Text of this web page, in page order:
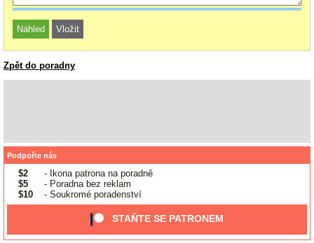
Zpět do poradny
Podpořte nás
$2
- Ikona patrona na poradně
$5
- Poradna bez reklam
$10
- Soukromé poradenství
STAŇTE SE PATRONEM